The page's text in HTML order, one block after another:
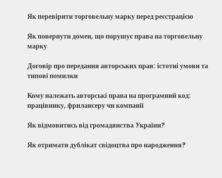
Як перевірити торговельну марку перед реєстрацією
Як повернути домен, що порушує права на торговельну
марку
Договір про передання авторських прав: істотні умови та
типові помилки
Кому належать авторські права на програмний код:
працівнику, фрилансеру чи компанії
Як відмовитись від громадянства України?
Як отримати дублікат свідоцтва про народження?